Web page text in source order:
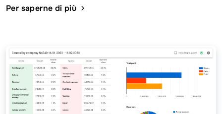
Per saperne di più